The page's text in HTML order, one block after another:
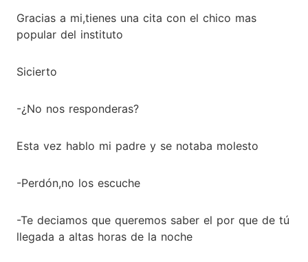
Gracias a mi,tienes una cita con el chico mas
popular del instituto
Sicierto
-¿No nos responderas?
Esta vez hablo mi padre y se notaba molesto
-Perdón,no los escuche
-Te deciamos que queremos saber el por que de tú
llegada a altas horas de la noche